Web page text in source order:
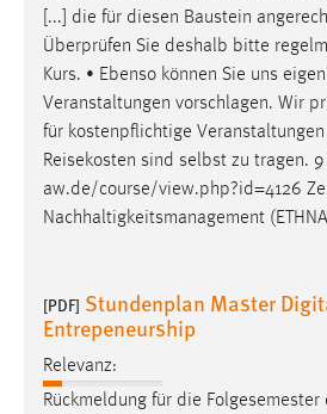
[...] die für diesen Baustein
Überprüfen Sie deshalb bitte
Kurs. • Ebenso können Sie uns
Veranstaltungen vorschlagen. Wir
für kostenpflichtige
Reisekosten sind selbst zu tragen.
aw.de/course/view.php?id=4126
Nachhaltigkeitsmanagement
[PDF] Stundenplan Master
Entrepeneurship
Relevanz:
Rückmeldung für die